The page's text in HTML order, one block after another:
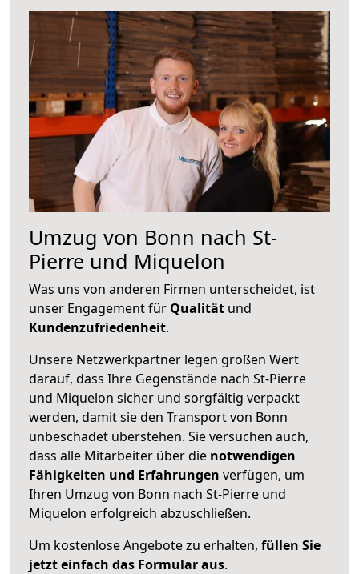
Umzug von Bonn nach St-
Pierre und Miquelon
Was uns von anderen Firmen unterscheidet, ist
unser Engagement für Qualität und
Kundenzufriedenheit.
Unsere Netzwerkpartner legen großen Wert
darauf, dass Ihre Gegenstände nach St-Pierre
und Miquelon sicher und sorgfältig verpackt
werden, damit sie den Transport von Bonn
unbeschadet überstehen. Sie versuchen auch,
dass alle Mitarbeiter über die notwendigen
Fähigkeiten und Erfahrungen verfügen, um
Ihren Umzug von Bonn nach St-Pierre und
Miquelon erfolgreich abzuschließen.
Um kostenlose Angebote zu erhalten, füllen Sie
jetzt einfach das Formular aus.